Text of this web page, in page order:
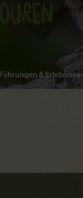
Führungen & Erlebnisse